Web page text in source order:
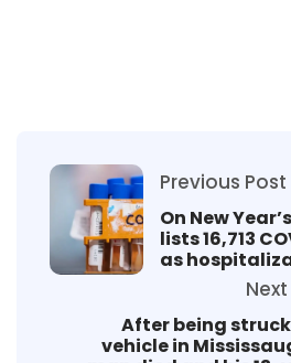
Previous Post
On New
lists 16,713
as
After being
vehicle in